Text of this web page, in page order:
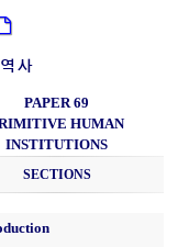
사
PAPER 69
HUMAN
INSTITUTIONS
SECTIONS